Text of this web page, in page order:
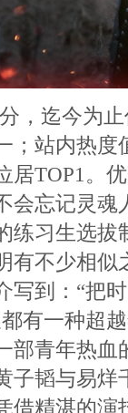
迄今为止
；站内热度
居TOP1。
会忘记灵魂
练习生选拔
有不少相似
写到：“把
有一种超
部青年热
子韬与易烊
借精湛的演